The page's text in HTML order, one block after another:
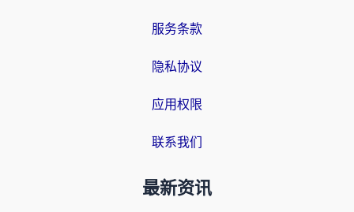
服务条款
隐私协议
应用权限
联系我们
最新资讯